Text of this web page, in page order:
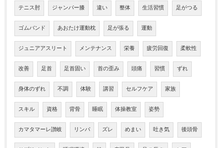
テニス肘 ジャンパー膝 違い 整体 生活習慣 足がつる
ゴムバンド あおたけ運動枕 足が張る 運動
ジュニアアスリート メンテナンス 栄養 疲労回復 柔軟性
改善 足首 足首固い 首の歪み 頭痛 習慣 ずれ
身体のずれ 不調 体験 講習 セルフケア 家族
スキル 資格 背骨 睡眠 体操教室 姿勢
カマタマーレ讃岐 リンパ ズレ めまい 吐き気 後頭骨